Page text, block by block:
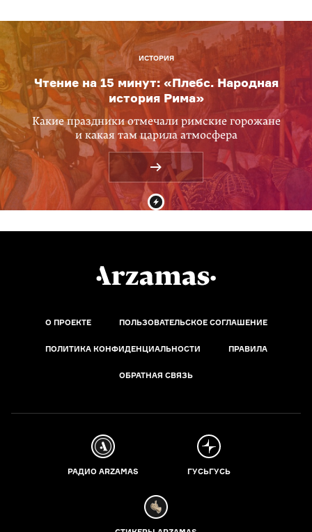
ИСТОРИЯ
Чтение на 15 минут: «Плебс. Народная
история Рима»
Какие праздники отмечали римские горожане
и какая там царила атмосфера
О ПРОЕКТЕ ПОЛЬЗОВАТЕЛЬСКОЕ СОГЛАШЕНИЕ
ПОЛИТИКА КОНФИДЕНЦИАЛЬНОСТИ ПРАВИЛА
ОБРАТНАЯ СВЯЗЬ
РАДИО ARZAMAS ГУСЬГУСЬ